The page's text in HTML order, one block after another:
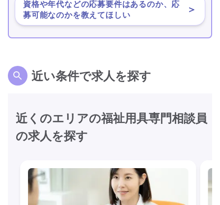
資格や年代などの応募要件はあるのか、応
募可能なのかを教えてほしい
＞
近い条件で求人を探す
近くのエリアの福祉用具専門相談員
の求人を探す